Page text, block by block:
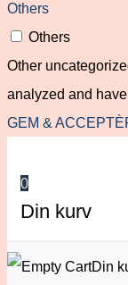
Others
Others
Other
analyzed and
GEM &
0
Din kurv
Din